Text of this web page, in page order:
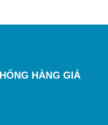
HÀNG GIẢ